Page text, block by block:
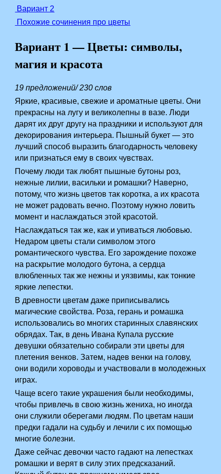
Вариант 2
Похожие сочинения про цветы
Вариант 1 — Цветы: символы,
магия и красота
19 предложений/ 230 слов
Яркие, красивые, свежие и ароматные цветы. Они
прекрасны на лугу и великолепны в вазе. Люди
дарят их друг другу на праздники и используют для
декорирования интерьера. Пышный букет — это
лучший способ выразить благодарность человеку
или признаться ему в своих чувствах.
Почему люди так любят пышные бутоны роз,
нежные лилии, васильки и ромашки? Наверно,
потому, что жизнь цветов так коротка, а их красота
не может радовать вечно. Поэтому нужно ловить
момент и наслаждаться этой красотой.
Наслаждаться так же, как и упиваться любовью.
Недаром цветы стали символом этого
романтического чувства. Его зарождение похоже
на раскрытие молодого бутона, а сердца
влюбленных так же нежны и уязвимы, как тонкие
яркие лепестки.
В древности цветам даже приписывались
магические свойства. Роза, герань и ромашка
использовались во многих старинных славянских
обрядах. Так, в день Ивана Купала русские
девушки обязательно собирали эти цветы для
плетения венков. Затем, надев венки на голову,
они водили хороводы и участвовали в молодежных
играх.
Чаще всего такие украшения были необходимы,
чтобы привлечь в свою жизнь жениха, но иногда
они служили оберегами людям. По цветам наши
предки гадали на судьбу и лечили с их помощью
многие болезни.
Даже сейчас девочки часто гадают на лепестках
ромашки и верят в силу этих предсказаний.